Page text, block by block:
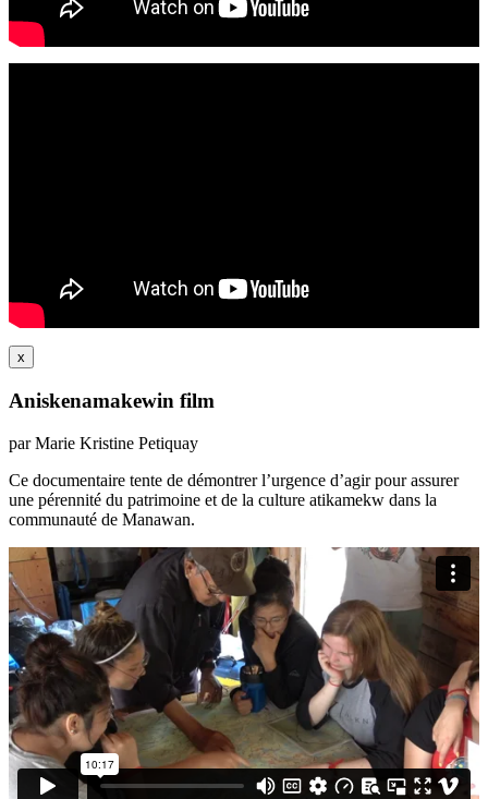
x
Aniskenamakewin film
par Marie Kristine Petiquay
Ce documentaire tente de démontrer l’urgence d’agir pour assurer
une pérennité du patrimoine et de la culture atikamekw dans la
communauté de Manawan.